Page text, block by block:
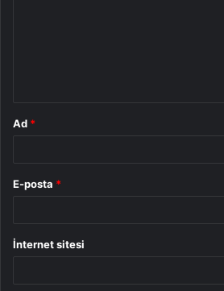
Ad *
E-posta *
İnternet sitesi